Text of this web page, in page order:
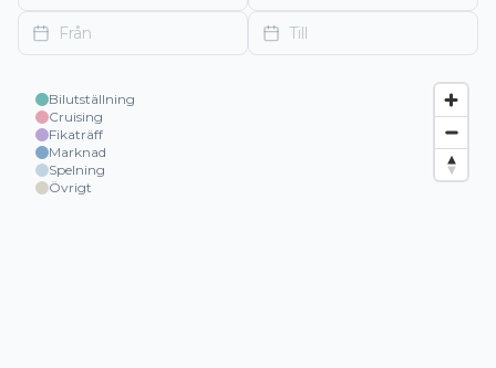
Från Till
Bilutställning
Cruising
Fikaträff
Marknad
Spelning
Övrigt